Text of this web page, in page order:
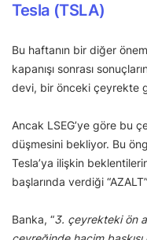
Tesla (TSLA)
Bu haftanın bir diğer
kapanışı sonrası
devi, bir önceki çeyrekte
Ancak LSEG’ye göre bu
düşmesini bekliyor. Bu
Tesla’ya ilişkin
başlarında verdiği
Banka, “3. çeyrekteki ön